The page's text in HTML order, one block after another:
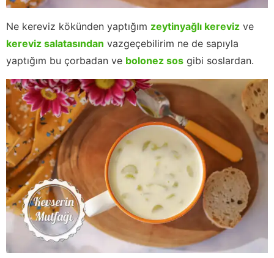
Ne kereviz kökünden yaptığım zeytinyağlı kereviz ve
kereviz salatasından vazgeçebilirim ne de sapıyla
yaptığım bu çorbadan ve bolonez sos gibi soslardan.